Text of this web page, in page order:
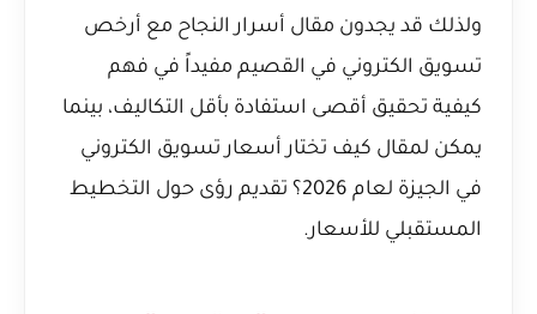
ولذلك قد يجدون مقال أسرار النجاح مع أرخص
تسويق الكتروني في القصيم مفيداً في فهم
كيفية تحقيق أقصى استفادة بأقل التكاليف، بينما
يمكن لمقال كيف تختار أسعار تسويق الكتروني
في الجيزة لعام 2026؟
تقديم رؤى حول التخطيط
المستقبلي للأسعار.